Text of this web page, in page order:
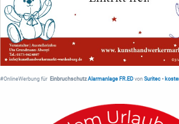
#OnlineWerbung für Einbruchschutz Alarmanlage FR.ED von Suritec •